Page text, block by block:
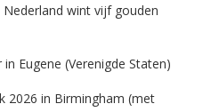
wint vijf gouden
Eugene (Verenigde Staten)
2026 in Birmingham (met